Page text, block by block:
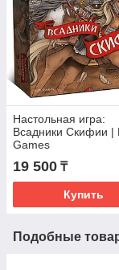
Настольная игра:
Всадники Скифии |
Games
19 500 ₸
Купить
Подобные